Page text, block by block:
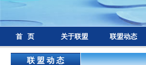
首 页 关于联盟 联盟动态
联 盟 动 态